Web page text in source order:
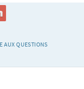
AUX QUESTIONS